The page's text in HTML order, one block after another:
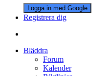
Logga in med Google
Registrera dig
Bläddra
Forum
Kalender